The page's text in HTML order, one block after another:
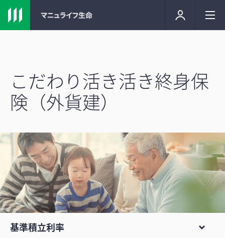
こだわり活き活き終身保
険（外貨建）
基準積立利率